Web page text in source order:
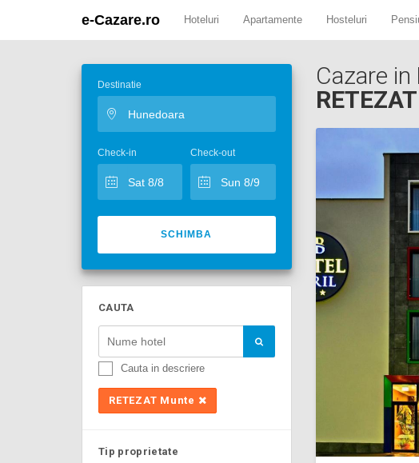
e-Cazare.ro Hoteluri Apartamente Hosteluri
Destinatie
Check-in Check-out
SCHIMBA
CAUTA
Cauta in descriere
RETEZAT Munte
Tip proprietate
Cazare in